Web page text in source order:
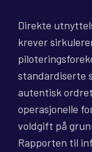
Direkte
krever
standardiserte
autentisk
operasjonelle
voldgift på
Rapporten til